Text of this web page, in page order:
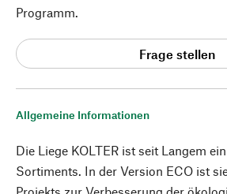
Allgemeine Informationen
Die Liege KOLTER ist seit Langem
Sortiments. In der Version ECO ist
Programm.
Frage stellen